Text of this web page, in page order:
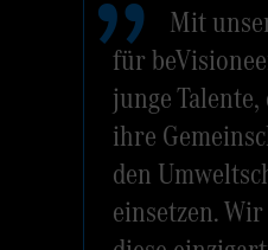
Mit
für
junge
ihre
den
einsetzen.